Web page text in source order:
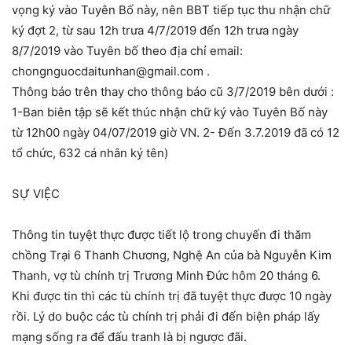
vọng ký vào Tuyên Bố này, nên BBT tiếp tục thu nhận chữ
ký đợt 2, từ sau 12h trưa 4/7/2019 đến 12h trưa ngày
8/7/2019 vào Tuyên bố theo địa chỉ email:
chongnguocdaitunhan@gmail.com .
Thông báo trên thay cho thông báo cũ 3/7/2019 bên dưới :
1-Ban biên tập sẽ kết thúc nhận chữ ký vào Tuyên Bố này
từ 12h00 ngày 04/07/2019 giờ VN. 2- Đến 3.7.2019 đã có 12
tổ chức, 632 cá nhân ký tên)
SỰ VIỆC
Thông tin tuyệt thực được tiết lộ trong chuyến đi thăm
chồng Trại 6 Thanh Chương, Nghệ An của bà Nguyễn Kim
Thanh, vợ tù chính trị Trương Minh Đức hôm 20 tháng 6.
Khi được tin thì các tù chính trị đã tuyệt thực được 10 ngày
rồi. Lý do buộc các tù chính trị phải đi đến biện pháp lấy
mạng sống ra để đấu tranh là bị ngược đãi.